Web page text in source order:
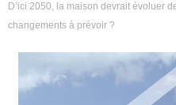
Aménagement intérieur
Aménagement extérieur
Jardin
D’ici 2050, la maison devrait évoluer
changements à prévoir ?